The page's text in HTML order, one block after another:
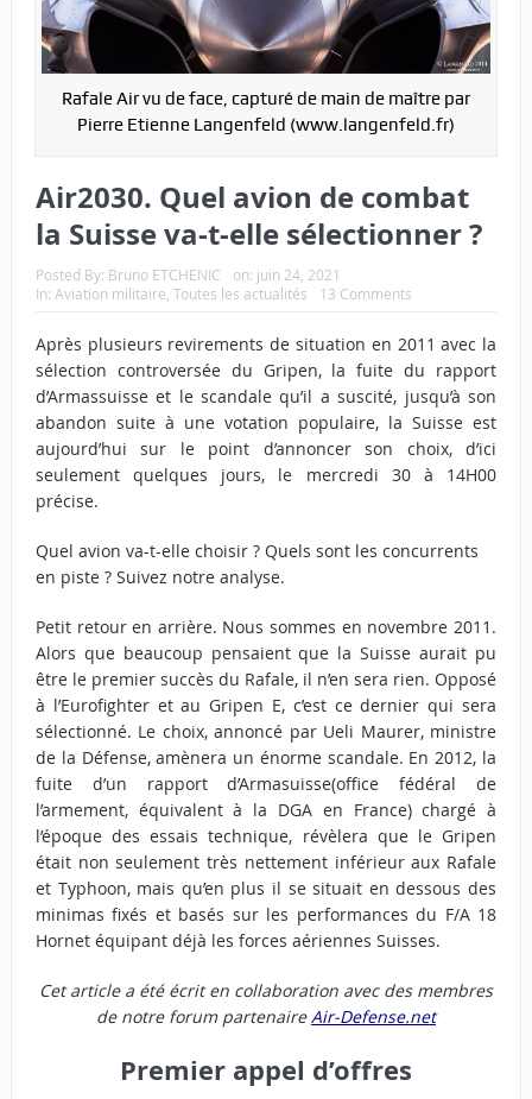
Rafale Air vu de face, capturé de main de maître par
Pierre Etienne Langenfeld (www.langenfeld.fr)
Air2030. Quel avion de combat
la Suisse va-t-elle sélectionner ?
Posted By: Bruno ETCHENIC on: juin 24, 2021
In: Aviation militaire Toutes les actualités 13 Comments
Après plusieurs revirements de situation en 2011 avec la
sélection controversée du Gripen, la fuite du rapport
d’Armassuisse et le scandale qu’il a suscité, jusqu’à son
abandon suite à une votation populaire, la Suisse est
aujourd’hui sur le point d’annoncer son choix, d’ici
seulement quelques jours, le mercredi 30 à 14H00
précise.
Quel avion va-t-elle choisir ? Quels sont les concurrents
en piste ? Suivez notre analyse.
Petit retour en arrière. Nous sommes en novembre 2011.
Alors que beaucoup pensaient que la Suisse aurait pu
être le premier succès du Rafale, il n’en sera rien. Opposé
à l’Eurofighter et au Gripen E, c’est ce dernier qui sera
sélectionné. Le choix, annoncé par Ueli Maurer, ministre
de la Défense, amènera un énorme scandale. En 2012, la
fuite d’un rapport d’Armasuisse(office fédéral de
l’armement, équivalent à la DGA en France) chargé à
l’époque des essais technique, révèlera que le Gripen
était non seulement très nettement inférieur aux Rafale
et Typhoon, mais qu’en plus il se situait en dessous des
minimas fixés et basés sur les performances du F/A 18
Hornet équipant déjà les forces aériennes Suisses.
Cet article a été écrit en collaboration avec des membres
de notre forum partenaireAir-Defense.net
Premier appel d’offres